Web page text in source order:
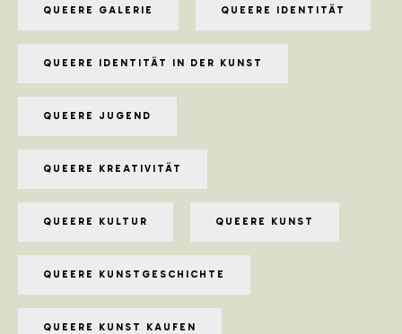
QUEERE GALERIE QUEERE IDENTITÄT
QUEERE IDENTITÄT IN DER KUNST
QUEERE JUGEND
QUEERE KREATIVITÄT
QUEERE KULTUR QUEERE KUNST
QUEERE KUNSTGESCHICHTE
QUEERE KUNST KAUFEN